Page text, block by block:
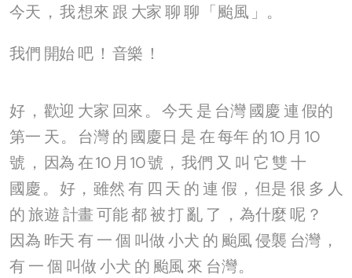
今天 ， 我想來 跟 大家 聊 聊 「颱風 」。
我們 開始 吧 ！ 音樂 ！
好 ， 歡迎 大家 回來 。 今天 是 台灣 國慶 連假的
第一 天。 台灣 的 國慶日 是 在每年 的10 月 10
號 ， 因為 在10 月 10號 ， 我們 又 叫 它 雙 十
國慶 。 好 ， 雖然 有 四 天 的 連 假 ， 但是 很 多 人
的 旅遊 計畫 可能都被打亂 了 ， 為什麼 呢 ？
因為 昨天 有 一 個 叫做 小犬 的 颱風 侵襲 台灣 ，
有 一 個 叫做 小犬 的 颱風 來 台灣。